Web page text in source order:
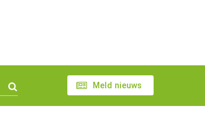
Meld nieuws